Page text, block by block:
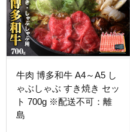
牛肉 博多和牛 A4～A5 し
ゃぶしゃぶ すき焼き セッ
ト 700g ※配送不可：離
島